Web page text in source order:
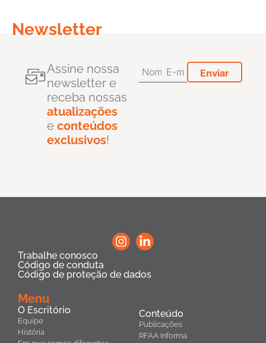
Newsletter
Assine nossa
newsletter e
receba nossas
atualizações
e conteúdos
exclusivos!
Trabalhe conosco
Código de conduta
Código de proteção de dados
Menu
O Escritório
Equipe
História
Conteúdo
Publicações
RFAA Informa